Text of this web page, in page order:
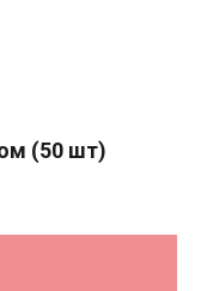
(50 шт)